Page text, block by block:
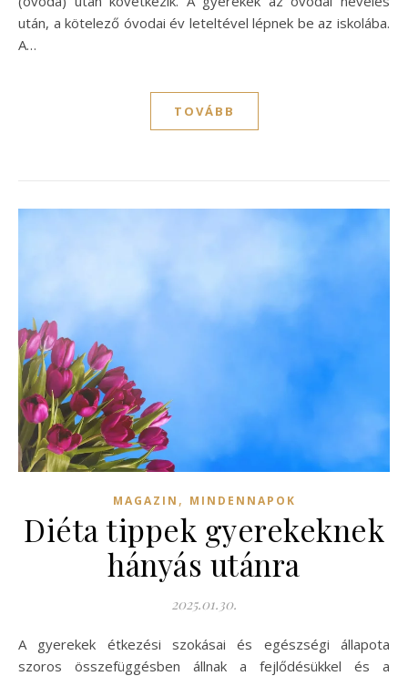
után, a kötelező óvodai év leteltével lépnek be az iskolába.
A…
TOVÁBB
MAGAZIN , MINDENNAPOK
Diéta tippek gyerekeknek
hányás utánra
2025.01.30.
A gyerekek étkezési szokásai és egészségi állapota
szoros összefüggésben állnak a fejlődésükkel és a